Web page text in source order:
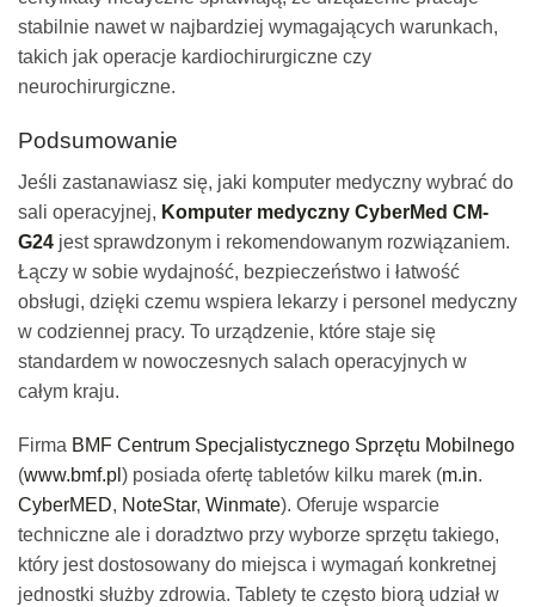
stabilnie nawet w najbardziej wymagających warunkach,
takich jak operacje kardiochirurgiczne czy
neurochirurgiczne.
Podsumowanie
Jeśli zastanawiasz się, jaki komputer medyczny wybrać do
sali operacyjnej, Komputer medyczny CyberMed CM-
G24 jest sprawdzonym i rekomendowanym rozwiązaniem.
Łączy w sobie wydajność, bezpieczeństwo i łatwość
obsługi, dzięki czemu wspiera lekarzy i personel medyczny
w codziennej pracy. To urządzenie, które staje się
standardem w nowoczesnych salach operacyjnych w
całym kraju.
Firma BMF Centrum Specjalistycznego Sprzętu Mobilnego
(www.bmf.pl ) posiada ofertę tabletów kilku marek (m.in.
CyberMED, NoteStar, Winmate). Oferuje wsparcie
techniczne ale i doradztwo przy wyborze sprzętu takiego,
który jest dostosowany do miejsca i wymagań konkretnej
jednostki służby zdrowia. Tablety te często biorą udział w